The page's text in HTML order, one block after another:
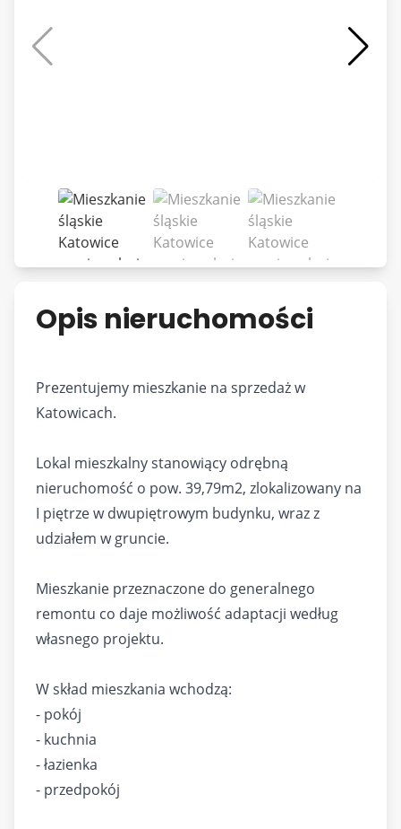
Opis nieruchomości
Prezentujemy mieszkanie na sprzedaż w
Katowicach.
Lokal mieszkalny stanowiący odrębną
nieruchomość o pow. 39,79m2, zlokalizowany na
I piętrze w dwupiętrowym budynku, wraz z
udziałem w gruncie.
Mieszkanie przeznaczone do generalnego
remontu co daje możliwość adaptacji według
własnego projektu.
W skład mieszkania wchodzą:
- pokój
- kuchnia
- łazienka
- przedpokój